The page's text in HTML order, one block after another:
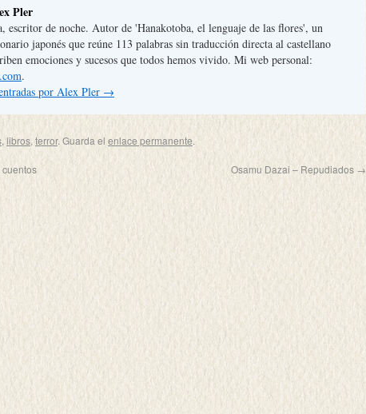
Pler
escritor de noche. Autor de 'Hanakotoba, el lenguaje de las flores', un
japonés que reúne 113 palabras sin traducción directa al castellano
emociones y sucesos que todos hemos vivido. Mi web personal:
.
por Alex Pler →
, libros, terror. Guarda el enlace permanente.
Osamu Dazai – Repudiados →